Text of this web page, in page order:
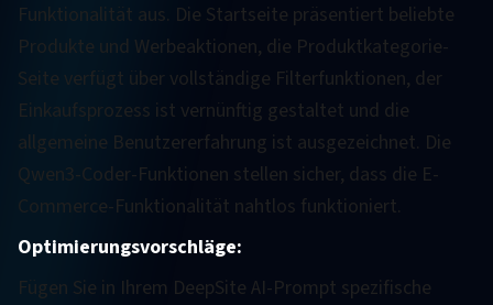
Funktionalität aus. Die Startseite präsentiert beliebte
Produkte und Werbeaktionen, die Produktkategorie-
Seite verfügt über vollständige Filterfunktionen, der
Einkaufsprozess ist vernünftig gestaltet und die
allgemeine Benutzererfahrung ist ausgezeichnet. Die
Qwen3-Coder-Funktionen stellen sicher, dass die E-
Commerce-Funktionalität nahtlos funktioniert.
Optimierungsvorschläge:
Fügen Sie in Ihrem DeepSite AI-Prompt spezifische